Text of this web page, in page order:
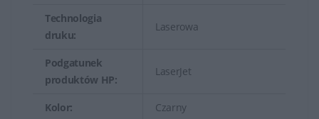
Technologia
druku:
Laserowa
Podgatunek
produktów HP:
LaserJet
Kolor: Czarny